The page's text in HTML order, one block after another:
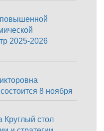
повышенной
2025-2026
8 ноября
Круглый стол